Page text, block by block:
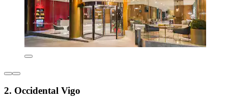
2. Occidental Vigo